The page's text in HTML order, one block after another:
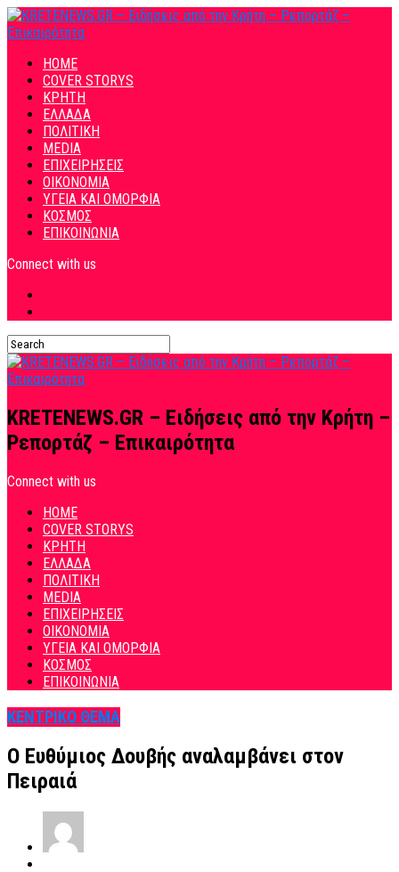
HOME
COVER STORYS
ΚΡΗΤΗ
ΕΛΛΑΔΑ
ΠΟΛΙΤΙΚΗ
MEDIA
ΕΠΙΧΕΙΡΗΣΕΙΣ
ΟΙΚΟΝΟΜΙΑ
ΥΓΕΙΑ ΚΑΙ ΟΜΟΡΦΙΑ
ΚΟΣΜΟΣ
ΕΠΙΚΟΙΝΩΝΙΑ
Connect with us
KRETENEWS.GR – Ειδήσεις από την Κρήτη –
Ρεπορτάζ – Επικαιρότητα
Connect with us
HOME
COVER STORYS
ΚΡΗΤΗ
ΕΛΛΑΔΑ
ΠΟΛΙΤΙΚΗ
MEDIA
ΕΠΙΧΕΙΡΗΣΕΙΣ
ΟΙΚΟΝΟΜΙΑ
ΥΓΕΙΑ ΚΑΙ ΟΜΟΡΦΙΑ
ΚΟΣΜΟΣ
ΕΠΙΚΟΙΝΩΝΙΑ
ΚΕΝΤΡΙΚΟ ΘΕΜΑ
Ο Ευθύμιος Δουβής αναλαμβάνει στον
Πειραιά